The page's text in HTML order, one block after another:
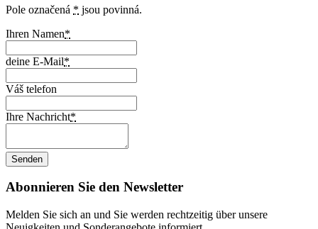
Pole označená * jsou povinná.
Ihren Namen*
deine E-Mail*
Váš telefon
Ihre Nachricht*
Abonnieren Sie den Newsletter
Melden Sie sich an und Sie werden rechtzeitig über unsere